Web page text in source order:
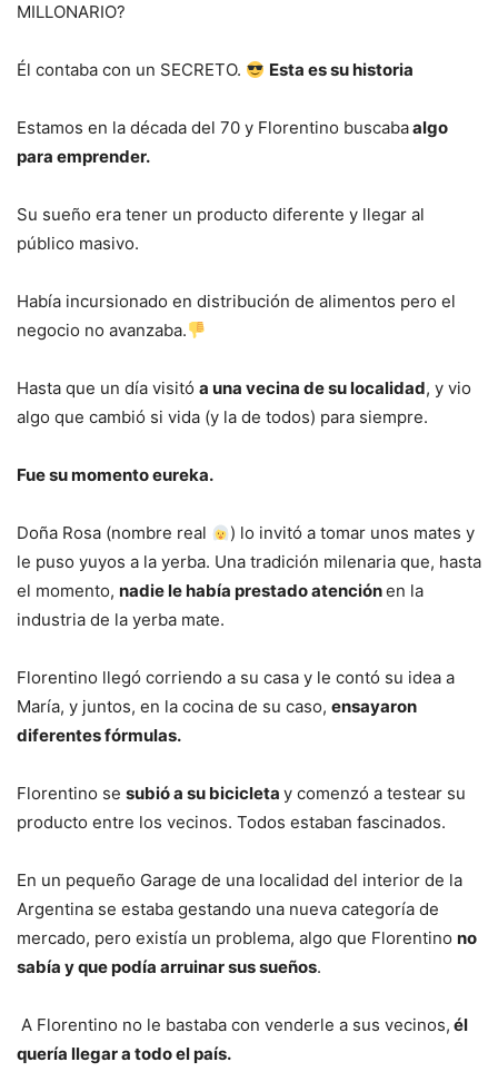
MILLONARIO?
Él contaba con un SECRETO. Esta es su historia
Estamos en la década del 70 y Florentino buscabaalgo
para emprender.
Su sueño era tener un producto diferente y llegar al
público masivo.
Había incursionado en distribución de alimentos pero el
negocio no avanzaba.
Hasta que un día visitó a una vecina de su localidad, y vio
algo que cambió si vida (y la de todos) para siempre.
Fue su momento eureka.
Doña Rosa (nombre real
) lo invitó a tomar unos mates y
le puso yuyos a la yerba. Una tradición milenaria que, hasta
el momento, nadie le había prestado atenciónen la
industria de la yerba mate.
Florentino llegó corriendo a su casa y le contó su idea a
María, y juntos, en la cocina de su caso, ensayaron
diferentes fórmulas.
Florentino se subió a su bicicleta y comenzó a testear su
producto entre los vecinos. Todos estaban fascinados.
En un pequeño Garage de una localidad del interior de la
Argentina se estaba gestando una nueva categoría de
mercado, pero existía un problema, algo que Florentino no
sabía y que podía arruinar sus sueños.
A Florentino no le bastaba con venderle a sus vecinos, él
quería llegar a todo el país.